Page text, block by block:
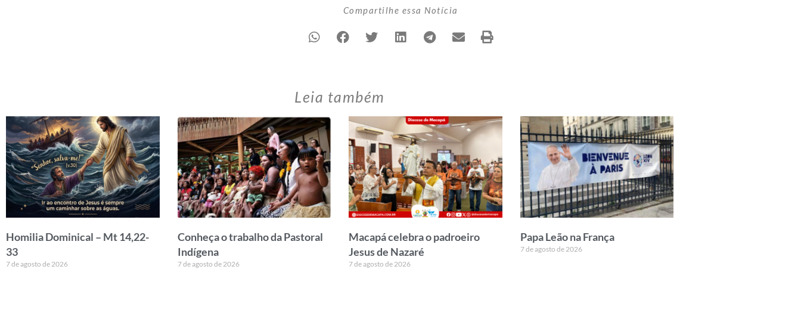
Compartilhe essa Notícia
Leia também
Homilia Dominical – Mt 14,22-
33
7 de agosto de 2026
Conheça o trabalho da Pastoral
Indígena
7 de agosto de 2026
Macapá celebra o padroeiro
Jesus de Nazaré
7 de agosto de 2026
Papa Leão na França
7 de agosto de 2026